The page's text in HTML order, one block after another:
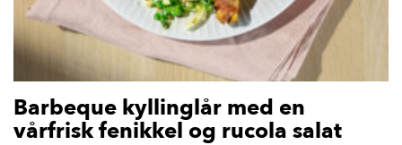
Barbeque kyllinglår med en
vårfrisk fenikkel og rucola salat